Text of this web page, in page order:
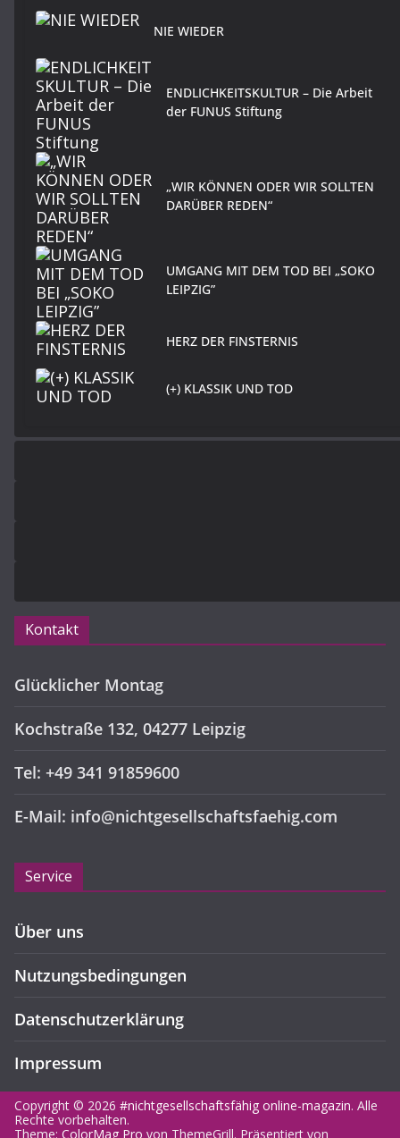
NIE WIEDER
ENDLICHKEITSKULTUR – Die Arbeit
der FUNUS Stiftung
„WIR KÖNNEN ODER WIR SOLLTEN
DARÜBER REDEN“
UMGANG MIT DEM TOD BEI „SOKO
LEIPZIG”
HERZ DER FINSTERNIS
(+) KLASSIK UND TOD
Kontakt
Glücklicher Montag
Kochstraße 132, 04277 Leipzig
Tel: +49 341 91859600
E-Mail: info@nichtgesellschaftsfaehig.com
Service
Über uns
Nutzungsbedingungen
Datenschutzerklärung
Impressum
Copyright © 2026 #nichtgesellschaftsfähig online-magazin. Alle
Rechte vorbehalten.
Theme: ColorMag Pro von ThemeGrill. Präsentiert von